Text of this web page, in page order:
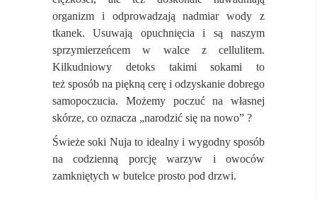
organizm i odprowadzają nadmiar wody z
tkanek. Usuwają opuchnięcia i są naszym
sprzymierzeńcem w walce z cellulitem.
Kilkudniowy detoks takimi sokami to
też sposób na piękną cerę i odzyskanie dobrego
samopoczucia. Możemy poczuć na własnej
skórze, co oznacza „narodzić się na nowo” ?
Świeże soki Nuja to idealny i wygodny sposób
na codzienną porcję warzyw i owoców
zamkniętych w butelce prosto pod drzwi.